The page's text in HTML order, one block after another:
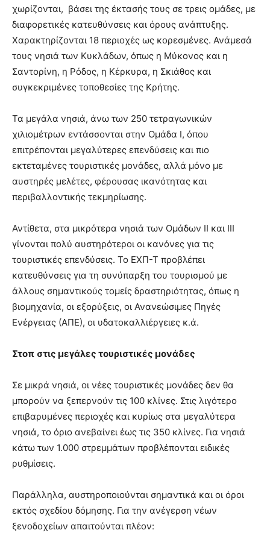
χωρίζονται, βάσει της έκτασής τους σε τρεις ομάδες, με
διαφορετικές κατευθύνσεις και όρους ανάπτυξης.
Χαρακτηρίζονται 18 περιοχές ως κορεσμένες. Ανάμεσά
τους νησιά των Κυκλάδων, όπως η Μύκονος και η
Σαντορίνη, η Ρόδος, η Κέρκυρα, η Σκιάθος και
συγκεκριμένες τοποθεσίες της Κρήτης.
Τα μεγάλα νησιά, άνω των 250 τετραγωνικών
χιλιομέτρων εντάσσονται στην Ομάδα Ι, όπου
επιτρέπονται μεγαλύτερες επενδύσεις και πιο
εκτεταμένες τουριστικές μονάδες, αλλά μόνο με
αυστηρές μελέτες, φέρουσας ικανότητας και
περιβαλλοντικής τεκμηρίωσης.
Αντίθετα, στα μικρότερα νησιά των Ομάδων ΙΙ και ΙΙΙ
γίνονται πολύ αυστηρότεροι οι κανόνες για τις
τουριστικές επενδύσεις. Το ΕΧΠ-Τ προβλέπει
κατευθύνσεις για τη συνύπαρξη του τουρισμού με
άλλους σημαντικούς τομείς δραστηριότητας, όπως η
βιομηχανία, οι εξορύξεις, οι Ανανεώσιμες Πηγές
Ενέργειας (ΑΠΕ), οι υδατοκαλλιέργειες κ.ά.
Στοπ στις μεγάλες τουριστικές μονάδες
Σε μικρά νησιά, οι νέες τουριστικές μονάδες δεν θα
μπορούν να ξεπερνούν τις 100 κλίνες. Στις λιγότερο
επιβαρυμένες περιοχές και κυρίως στα μεγαλύτερα
νησιά, το όριο ανεβαίνει έως τις 350 κλίνες. Για νησιά
κάτω των 1.000 στρεμμάτων προβλέπονται ειδικές
ρυθμίσεις.
Παράλληλα, αυστηροποιούνται σημαντικά και οι όροι
εκτός σχεδίου δόμησης. Για την ανέγερση νέων
ξενοδοχείων απαιτούνται πλέον: